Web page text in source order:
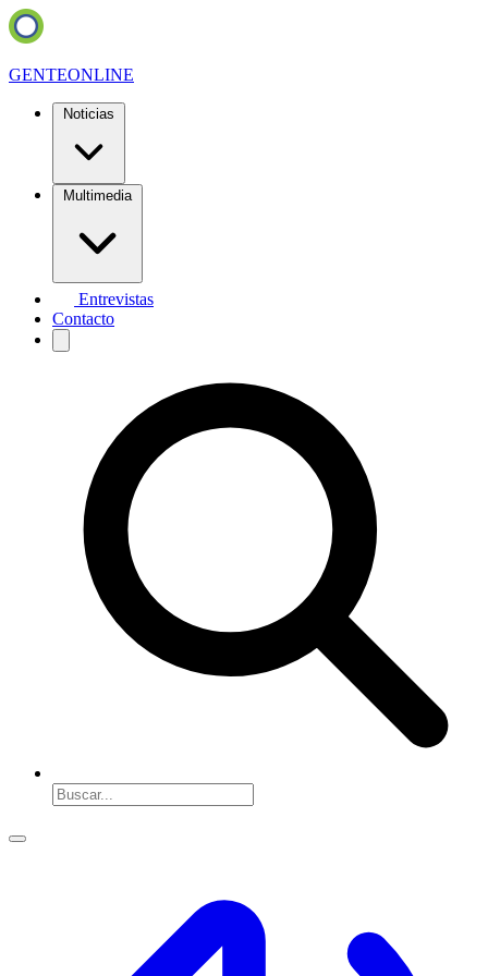
GENTEONLINE
Noticias
Multimedia
Entrevistas
Contacto